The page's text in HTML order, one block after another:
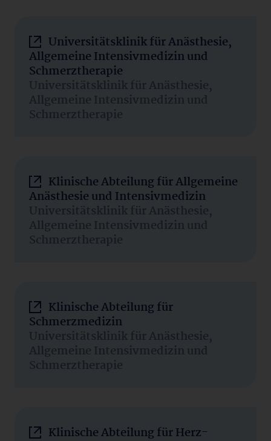
Universitätsklinik für Anästhesie,
Allgemeine Intensivmedizin und
Schmerztherapie
Universitätsklinik für Anästhesie,
Allgemeine Intensivmedizin und
Schmerztherapie
Klinische Abteilung für Allgemeine
Anästhesie und Intensivmedizin
Universitätsklinik für Anästhesie,
Allgemeine Intensivmedizin und
Schmerztherapie
Klinische Abteilung für
Schmerzmedizin
Universitätsklinik für Anästhesie,
Allgemeine Intensivmedizin und
Schmerztherapie
Klinische Abteilung für Herz-